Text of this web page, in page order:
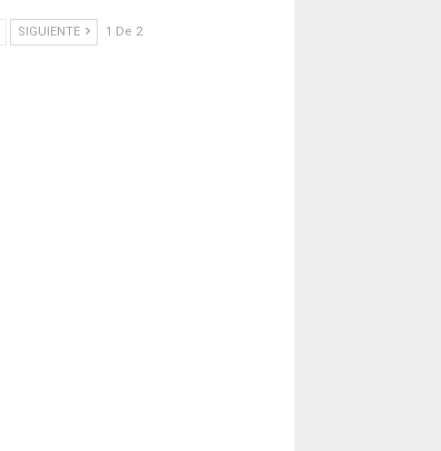
SIGUIENTE 1 De 2